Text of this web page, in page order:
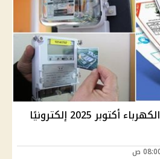
9 طرق لسداد فاتورة الكهرباء أكتوبر 2025 إلكترونيًا